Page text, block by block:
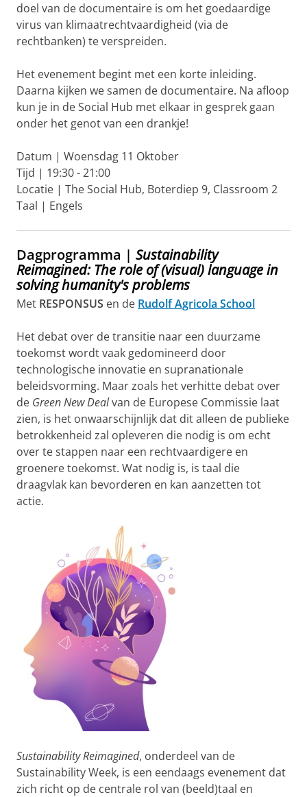
doel van de documentaire is om het goedaardige
virus van klimaatrechtvaardigheid (via de
rechtbanken) te verspreiden.
Het evenement begint met een korte inleiding.
Daarna kijken we samen de documentaire. Na afloop
kun je in de Social Hub met elkaar in gesprek gaan
onder het genot van een drankje!
Datum | Woensdag 11 Oktober
Tijd | 19:30 - 21:00
Locatie | The Social Hub, Boterdiep 9, Classroom 2
Taal | Engels
Dagprogramma | Sustainability
Reimagined: The role of (visual) language in
solving humanity's problems
Met RESPONSUS en de Rudolf Agricola School
Het debat over de transitie naar een duurzame
toekomst wordt vaak gedomineerd door
technologische innovatie en supranationale
beleidsvorming. Maar zoals het verhitte debat over
de Green New Dealvan de Europese Commissie laat
zien, is het onwaarschijnlijk dat dit alleen de publieke
betrokkenheid zal opleveren die nodig is om echt
over te stappen naar een rechtvaardigere en
groenere toekomst. Wat nodig is, is taal die
draagvlak kan bevorderen en kan aanzetten tot
actie.
Sustainability Reimagined, onderdeel van de
Sustainability Week, is een eendaags evenement dat
zich richt op de centrale rol van (beeld)taal en